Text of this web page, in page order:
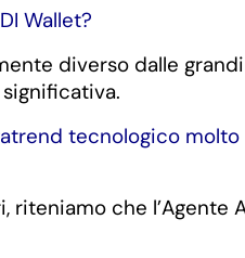
Wallet?
diverso dalle
tecnologico
che l’Agente